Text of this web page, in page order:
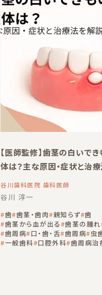
【医師監修】歯茎の白いで
体は？主な原因・症状と治
谷川歯科医院 歯科医師
谷川 淳一
歯 歯茎・歯肉 親知らず 歯
歯茎から血が出る 歯茎の腫れ
歯周病 口・歯・舌 歯周病 虫
一般歯科 口腔外科 歯周病治